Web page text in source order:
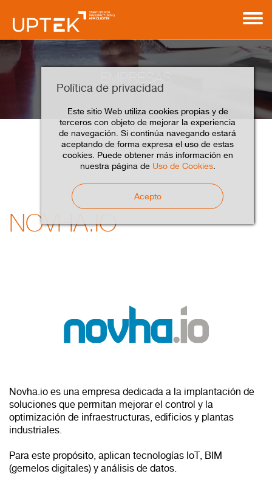
Política de privacidad
Este sitio Web utiliza cookies propias y de
terceros con objeto de mejorar la experiencia
de navegación. Si continúa navegando estará
aceptando de forma expresa el uso de estas
cookies. Puede obtener más información en
nuestra página de Uso de Cookies.
Acepto
Home Empresas Asociados Novha.io
NOVHA.IO
Novha.io es una empresa dedicada a la implantación de
soluciones que permitan mejorar el control y la
optimización de infraestructuras, edificios y plantas
industriales.
Para este propósito, aplican tecnologías IoT, BIM
(gemelos digitales) y análisis de datos.